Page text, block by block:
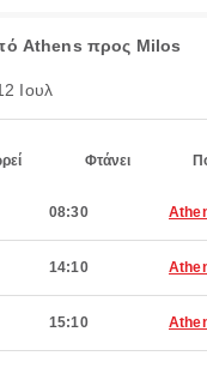
Athens προς Milos
Ιουλ
Φτάνει
08:30
14:10
15:10